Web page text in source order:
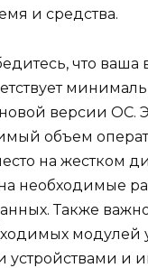
и средства.
что ваша
версии ОС.
объем
на жестком
необходимые
Также
модулей
устройствами и